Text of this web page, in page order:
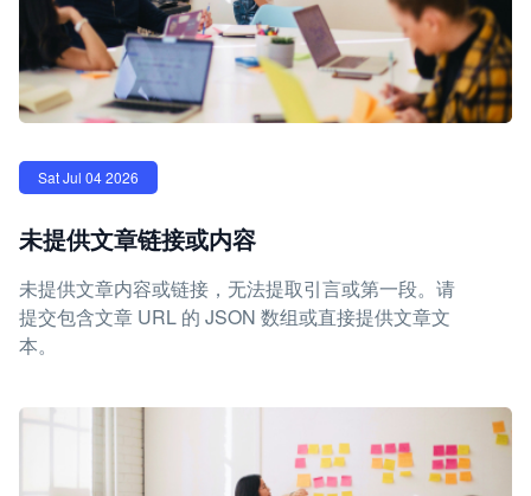
Sat Jul 04 2026
未提供文章链接或内容
未提供文章内容或链接，无法提取引言或第一段。请
提交包含文章 URL 的 JSON 数组或直接提供文章文
本。